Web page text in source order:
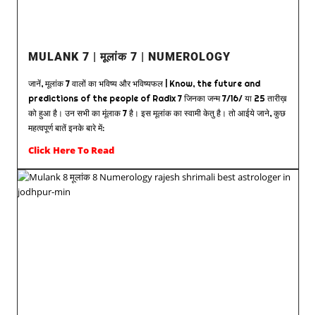
MULANK 7 | मूलांक 7 | NUMEROLOGY
जानें, मूलांक 7 वालों का भविष्य और भविष्यफल | Know, the future and
predictions of the people of Radix 7 जिनका जन्म 7/16/ या 25 तारीख़
को हुआ है। उन सभी का मूंलाक 7 है। इस मूलांक का स्वामी केतु है। तो आईये जाने, कुछ
महत्वपूर्ण बातें इनके बारे में:
Click Here To Read